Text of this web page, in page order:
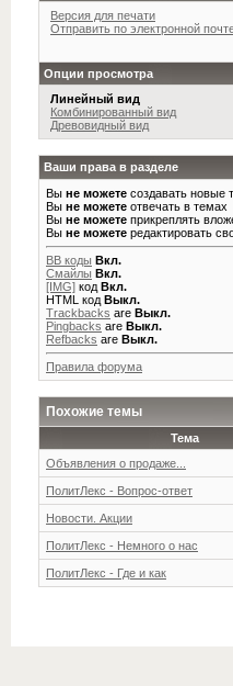
Версия для печати
Отправить по электронной
Опции просмотра
Линейный вид
Комбинированный вид
Древовидный вид
Ваши права в разделе
Вы не можете создавать новые
Вы не можете отвечать в темах
Вы не можете прикреплять
Вы не можете редактировать
BB коды Вкл.
Смайлы Вкл.
[IMG] код Вкл.
HTML код Выкл.
Trackbacks are Выкл.
Pingbacks are Выкл.
Refbacks are Выкл.
Правила форума
Похожие темы
Тема
Объявления о продаже...
ПолитЛекс - Вопрос-ответ
Новости. Акции
ПолитЛекс - Немного о нас
ПолитЛекс - Где и как